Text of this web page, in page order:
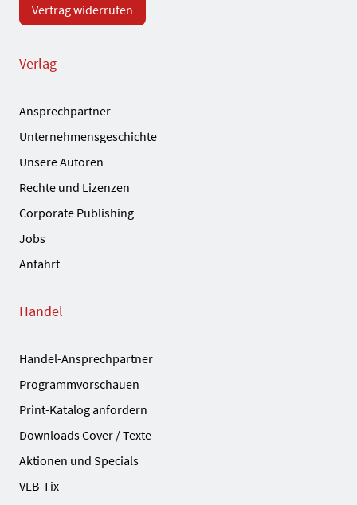
Vertrag widerrufen
Verlag
Ansprechpartner
Unternehmensgeschichte
Unsere Autoren
Rechte und Lizenzen
Corporate Publishing
Jobs
Anfahrt
Handel
Handel-Ansprechpartner
Programmvorschauen
Print-Katalog anfordern
Downloads Cover / Texte
Aktionen und Specials
VLB-Tix